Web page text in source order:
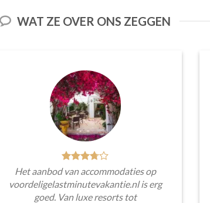
WAT ZE OVER ONS ZEGGEN
Het aanbod van accommodaties op
voordeligelastminutevakantie.nl is erg
goed. Van luxe resorts tot